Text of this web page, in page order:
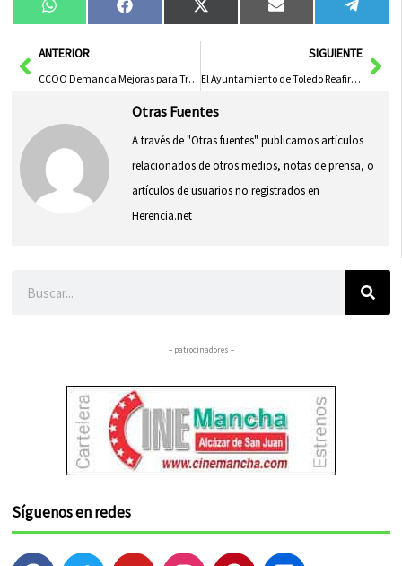
Compartir
en
WhatsAppCompartir
en
FacebookCompartir
en
X
(Twitter)
Compartir
en
Email
en
AntANTERIOR
CCOO Demanda Mejoras para Trabajadores del Sector Cuchillero
SIGUIENTE
El Ayuntamiento de Toledo Reafirma Compromiso en Controlar Impacto Acústico en La Peraleda
Otras Fuentes
A través de "Otras fuentes" publicamos artículos
relacionados de otros medios, notas de prensa, o
artículos de usuarios no registrados en
Herencia.net
– patrocinadores –
Síguenos en redes